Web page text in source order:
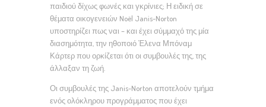
παιδιού δίχως φωνές και γκρίνιες; Η ειδική σε
θέματα οικογενειών Noël Janis-Norton
υποστηρίζει πως ναι – και έχει σύμμαχό της μία
διασημότητα, την ηθοποιό Έλενα Μπόναμ
Κάρτερ που ορκίζεται ότι οι συμβουλές της, της
άλλαξαν τη ζωή.
Οι συμβουλές της Janis-Norton αποτελούν τμήμα
ενός ολόκληρου προγράμματος που έχει